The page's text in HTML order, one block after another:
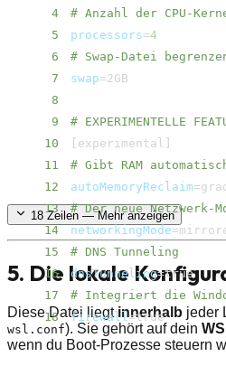
4
# Anzahl der CPU-
5
processors=4
6
# Swap-Datei
7
swap=
8
9
# EXPERIMENTELLE
10
experimental
11
# Gibt RAM
12
autoMemoryReclaim=
13
# Der neue Netzwerk-
14
networkingMode=
15
# DNS Tunneling
16
dnsTunneling=
true
17
# Integriert die
18
firewall=true
18Zeilen — Mehr anzeigen
5. Die lokale
Diese Datei liegtinnerhalb jeder
wsl.conf). Sie gehört auf dein
wenn du Boot-Prozesse steuern